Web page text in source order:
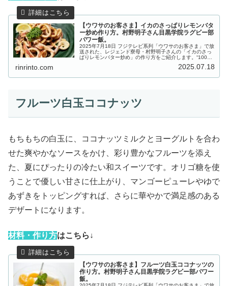
【ウワサのお客さま】イカのさっぱりレモンバタ
ー炒め作り方。村野明子さん目黒学院ラグビー部
パワー飯。
2025年7月18日 フジテレビ系列「ウワサのお客さま」で放
送された、レジェンド寮母・村野明子さんの「イカのさっ
ぱりレモンバター炒め」の作り方をご紹介します。“100人
rinrinto.com 2025.07.18
フルーツ白玉ココナッツ
もちもちの白玉に、ココナッツミルクとヨーグルトを合わ
せた爽やかなソースをかけ、彩り豊かなフルーツを添え
た、夏にぴったりの冷たい和スイーツです。オリゴ糖を使
うことで優しい甘さに仕上がり、マンゴーピューレやゆで
あずきをトッピングすれば、さらに華やかで満足感のある
デザートになります。
材料・作り方はこちら↓
【ウワサのお客さま】フルーツ白玉ココナッツの
作り方。村野明子さん目黒学院ラグビー部パワー
飯。